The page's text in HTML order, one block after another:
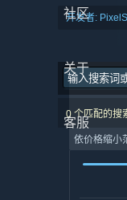
社区
关于
客服
开发者:
0 个匹配的搜
依价格缩小